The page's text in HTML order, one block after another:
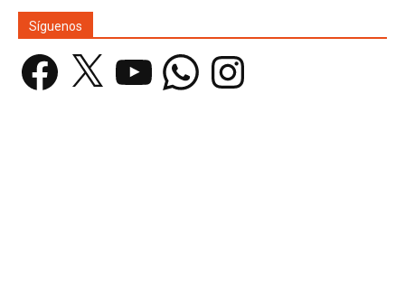
Síguenos
Facebook YouTube WhatsAppInstagram